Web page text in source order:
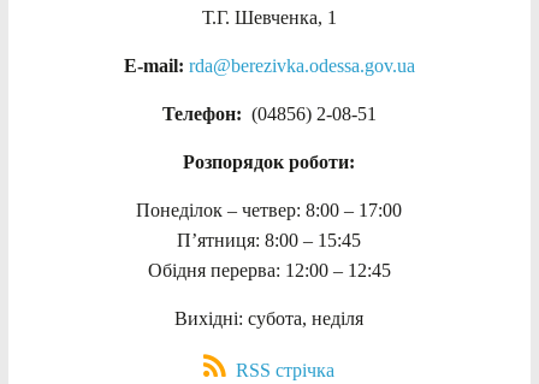
Т.Г. Шевченка, 1
E-mail: rda@berezivka.odessa.gov.ua
Телефон: (04856) 2-08-51
Розпорядок роботи:
Понеділок – четвер: 8:00 – 17:00
П’ятниця: 8:00 – 15:45
Обідня перерва: 12:00 – 12:45
Вихідні: субота, неділя
RSS стрічка